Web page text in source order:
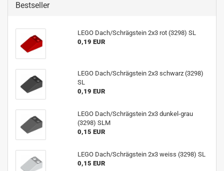
Bestseller
LEGO Dach/Schrägstein 2x3 rot (3298) SL
0,19 EUR
LEGO Dach/Schrägstein 2x3 schwarz (3298)
SL
0,19 EUR
LEGO Dach/Schrägstein 2x3 dunkel-grau
(3298) SLM
0,15 EUR
LEGO Dach/Schrägstein 2x3 weiss (3298) SL
0,15 EUR